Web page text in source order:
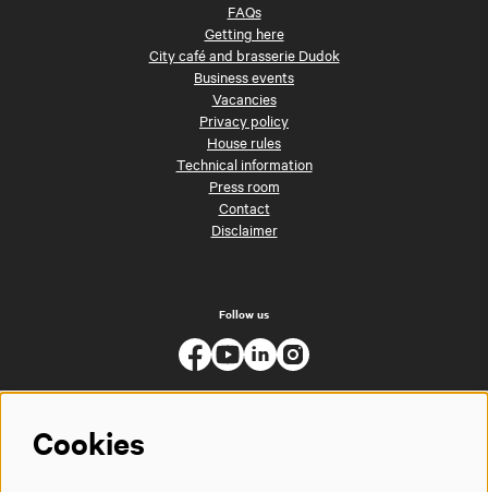
FAQs
Getting here
City café and brasserie Dudok
Business events
Vacancies
Privacy policy
House rules
Technical information
Press room
Contact
Disclaimer
Follow us
Cookies